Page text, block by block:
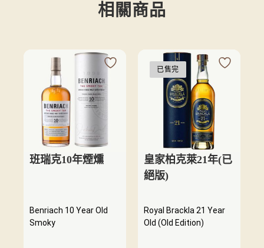
相關商品
班瑞克10年煙燻
Benriach 10 Year Old
Smoky
已售完
皇家柏克萊21年(已
絕版)
Royal Brackla 21 Year
Old (Old Edition)